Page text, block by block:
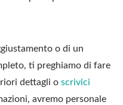
o di un
ti preghiamo di fare
dettagli o scrivici
avremo personale